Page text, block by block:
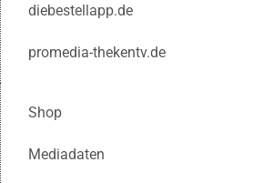
diebestellapp.de
promedia-thekentv.de
Shop
Mediadaten